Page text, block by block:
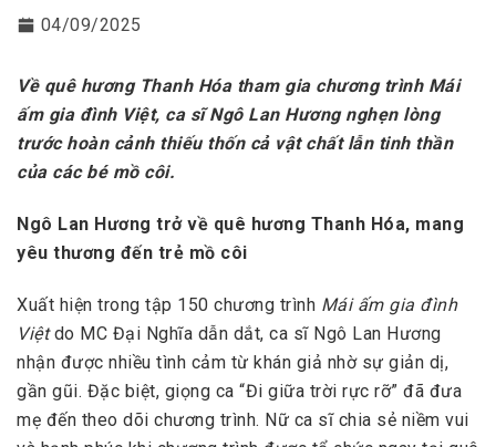
04/09/2025
Về quê hương Thanh Hóa tham gia chương trình Mái
ấm gia đình Việt, ca sĩ Ngô Lan Hương nghẹn lòng
trước hoàn cảnh thiếu thốn cả vật chất lẫn tinh thần
của các bé mồ côi.
Ngô Lan Hương trở về quê hương Thanh Hóa, mang
yêu thương đến trẻ mồ côi
Xuất hiện trong tập 150 chương trình Mái ấm gia đình
Việtdo MC Đại Nghĩa dẫn dắt, ca sĩ Ngô Lan Hương
nhận được nhiều tình cảm từ khán giả nhờ sự giản dị,
gần gũi. Đặc biệt, giọng ca “Đi giữa trời rực rỡ” đã đưa
mẹ đến theo dõi chương trình. Nữ ca sĩ chia sẻ niềm vui